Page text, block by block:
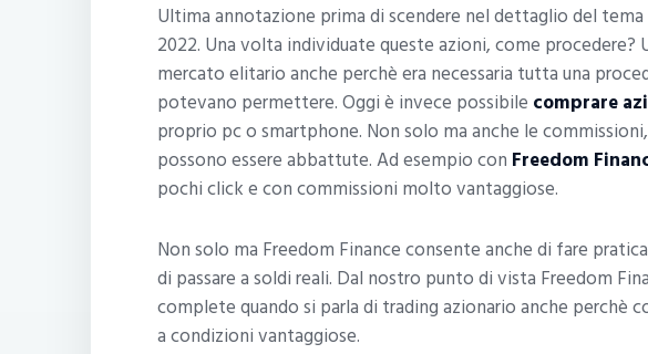
Ultima annotazione prima di scendere nel dettaglio del
2022. Una volta individuate queste azioni, come procedere?
mercato elitario anche perchè era necessaria tutta una
potevano permettere. Oggi è invece possibile comprare
proprio pc o smartphone. Non solo ma anche le
possono essere abbattute. Ad esempio con Freedom
pochi click e con commissioni molto vantaggiose.
Non solo ma Freedom Finance consente anche di fare
di passare a soldi reali. Dal nostro punto di vista Freedom
complete quando si parla di trading azionario anche perchè
a condizioni vantaggiose.